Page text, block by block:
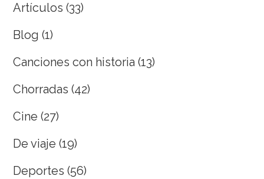
Artículos (33)
Blog (1)
Canciones con historia (13)
Chorradas (42)
Cine (27)
De viaje (19)
Deportes (56)